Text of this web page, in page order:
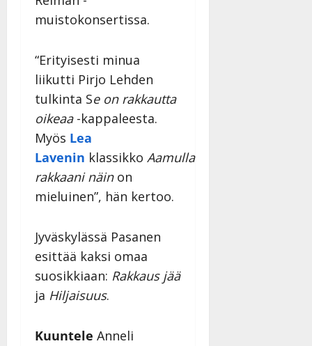
muistokonsertissa.
“Erityisesti minua
liikutti Pirjo Lehden
tulkinta Se on rakkautta
oikeaa -kappaleesta.
Myös Lea
Lavenin klassikko Aamulla
rakkaani näinon
mieluinen”, hän kertoo.
Jyväskylässä Pasanen
esittää kaksi omaa
suosikkiaan: Rakkaus jää
ja Hiljaisuus.
Kuuntele Anneli